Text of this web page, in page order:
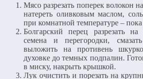
Мясо разрезать поперек волокон
натереть оливковым маслом,
при комнатной температуре –
Болгарский перец разрезать на
семена и перегородки,
выложить на противень
духовке до темных подпалин.
в миску, накрыть крышкой.
Лук очистить и порезать на